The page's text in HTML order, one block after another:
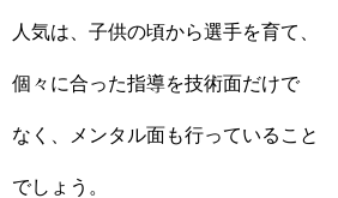
人気は、子供の頃から選手を育て、
個々に合った指導を技術面だけで
なく、メンタル面も行っていること
でしょう。